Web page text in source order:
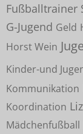
Fußballtrainer
G-Jugend Geld
Horst Wein
Kinder-und
Kommunikation
Koordination
Mädchenfußball